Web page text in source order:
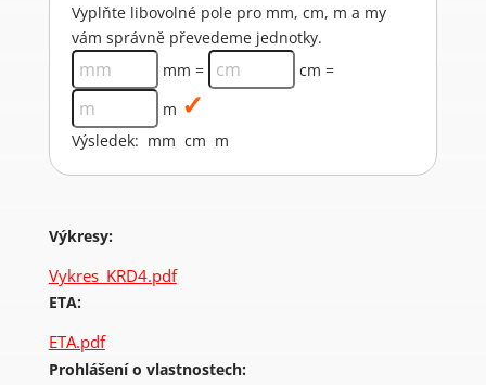
Vyplňte libovolné pole pro mm, cm, m a my
vám správně převedeme jednotky.
mm =
cm =
m
Výsledek: mm cm m
Výkresy:
Vykres_KRD4.pdf
ETA:
ETA.pdf
Prohlášení o vlastnostech: